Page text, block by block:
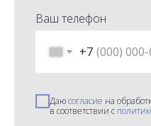
Ваш телефон
+7
Даюсогласие на
в соответствии с